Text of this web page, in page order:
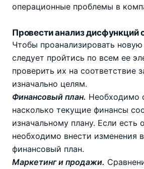
операционные проблемы в
Провести анализ дисфункций
Чтобы проанализировать
следует пройтись по всем ее
проверить их на соответствие
изначально целям.
Финансовый план. Необходимо
насколько текущие финансы
изначальному плану. Если есть
необходимо внести изменения
финансовый план.
Маркетинг и продажи.